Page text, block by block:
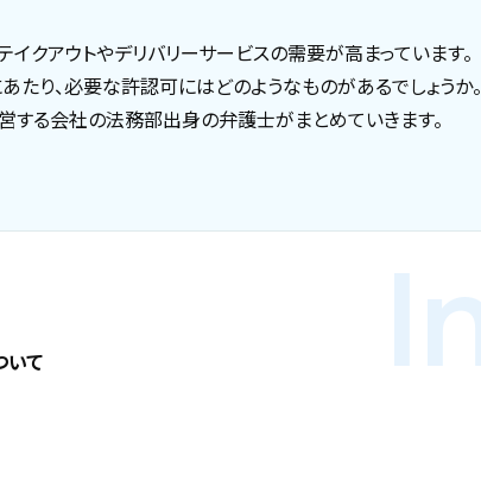
クアウトやデリバリーサービスの需要が高まっています。
たり、必要な許認可にはどのようなものがあるでしょうか。
する会社の法務部出身の弁護士がまとめていきます。
いて